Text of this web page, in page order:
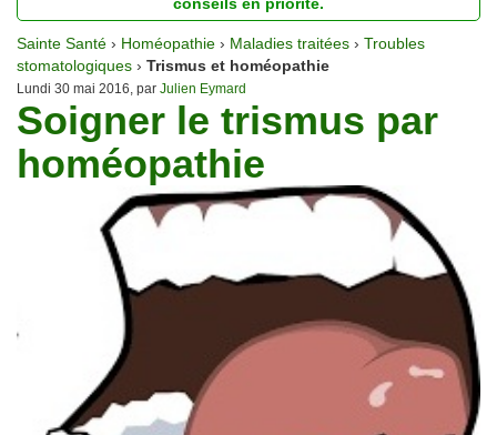
Homéopathie
Nutrition
Pathologie
Psychologie
Sainte Santé › Homéopathie › Maladies traitées › Troubles
stomatologiques › Trismus et homéopathie
Lundi 30 mai 2016, par Julien Eymard
Soigner le trismus par
homéopathie